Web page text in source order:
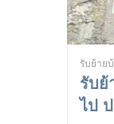
รับย้าย
รับย้
ไป